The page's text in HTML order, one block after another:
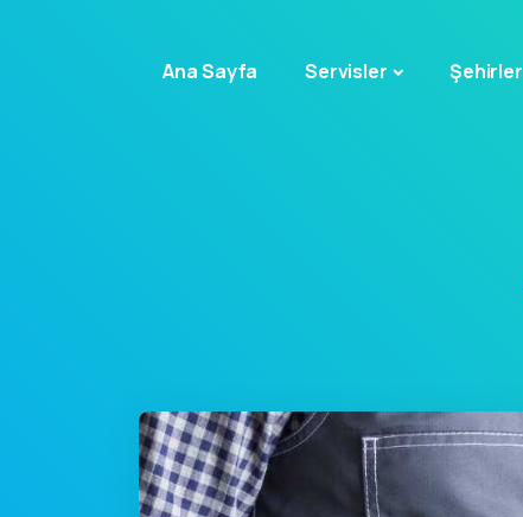
Ana Sayfa Servisler Şehirler